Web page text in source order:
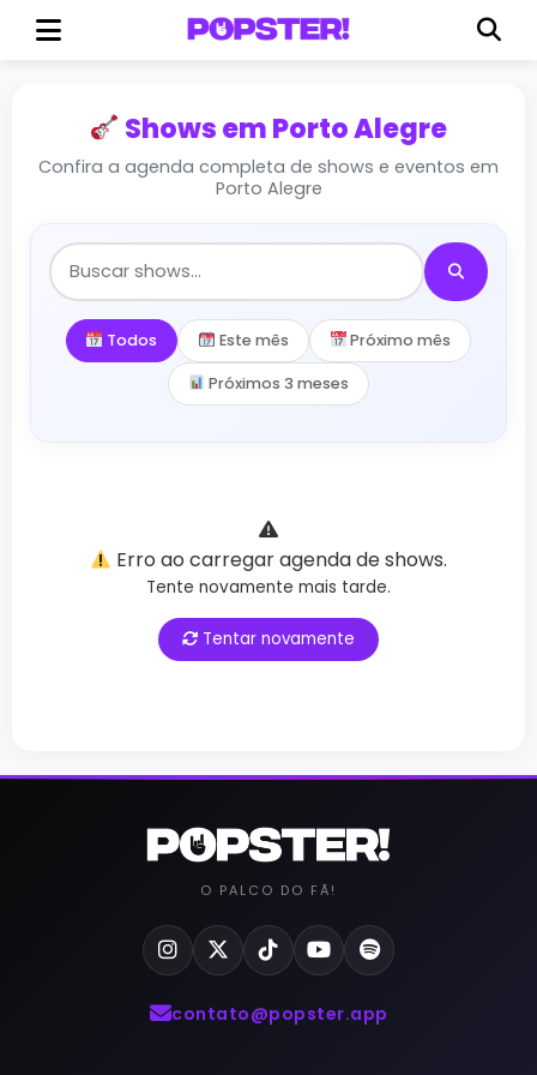
Shows em Porto Alegre
Confira a agenda completa de shows e eventos em
Porto Alegre
Todos Este mês Próximo mês
Próximos 3 meses
Erro ao carregar agenda de shows.
Tente novamente mais tarde.
Tentar novamente
O PALCO DO FÃ!
contato@popster.app